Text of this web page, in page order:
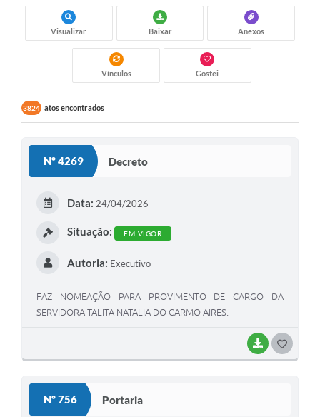
Visualizar Baixar Anexos
Vínculos Gostei
3824 atos encontrados
Nº 4269 Decreto
BAIXAR
Data: 24/04/2026
Situação: EM VIGOR
Autoria: Executivo
FAZ NOMEAÇÃO PARA PROVIMENTO DE CARGO DA
SERVIDORA TALITA NATALIA DO CARMO AIRES.
Nº 756 Portaria